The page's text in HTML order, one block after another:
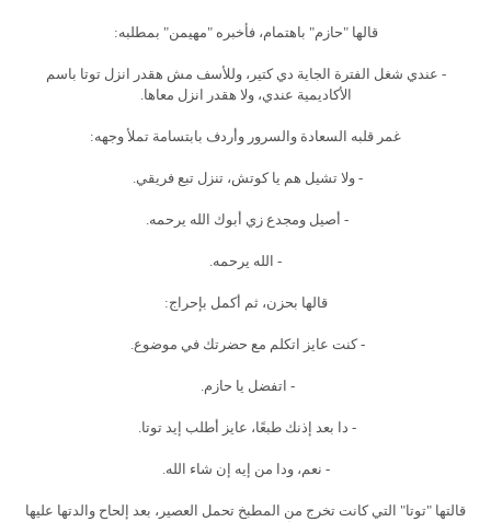
قالها "حازم" باهتمام، فأخبره "مهيمن" بمطلبه:
- عندي شغل الفترة الجاية دي كتير، وللأسف مش هقدر انزل توتا باسم
الأكاديمية عندي، ولا هقدر انزل معاها.
غمر قلبه السعادة والسرور وأردف بابتسامة تملأ وجهه:
- ولا تشيل هم يا كوتش، تنزل تبع فريقي.
- أصيل ومجدع زي أبوك الله يرحمه.
- الله يرحمه.
قالها بحزن، ثم أكمل بإحراج:
- كنت عايز اتكلم مع حضرتك في موضوع.
- اتفضل يا حازم.
- دا بعد إذنك طبعًا، عايز أطلب إيد توتا.
- نعم، ودا من إيه إن شاء الله.
قالتها "توتا" التي كانت تخرج من المطبخ تحمل العصير، بعد إلحاح والدتها عليها